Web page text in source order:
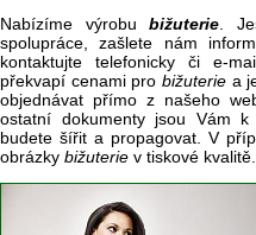
Nabízíme výrobubižuterie .
spolupráce, zašlete nám
kontaktujte telefonicky či e-
překvapí cenami pro bižuteriea
objednávat přímo z našeho
ostatní dokumenty jsou Vám
budete šířit a propagovat. V
obrázky bižuterie v tiskové kvalitě.